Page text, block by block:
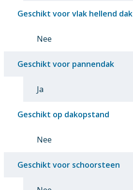
Geschikt voor vlak hellend dak
Nee
Geschikt voor pannendak
Ja
Geschikt op dakopstand
Nee
Geschikt voor schoorsteen